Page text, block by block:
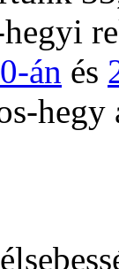
hegyi
án és